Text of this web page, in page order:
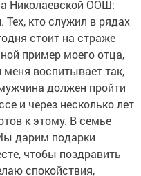
Николаевской ООШ:
кто служил в рядах
стоит на страже
пример моего отца,
воспитывает так,
должен пройти
и через несколько лет
к этому. В семье
дарим подарки
чтобы поздравить
спокойствия,